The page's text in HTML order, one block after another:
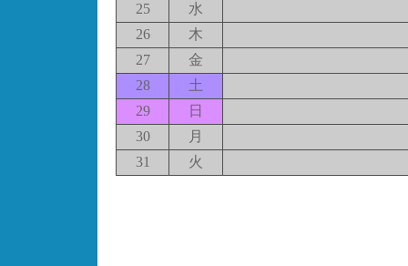
25
水
26
木
27
金
28
土
29
日
30
月
31
火